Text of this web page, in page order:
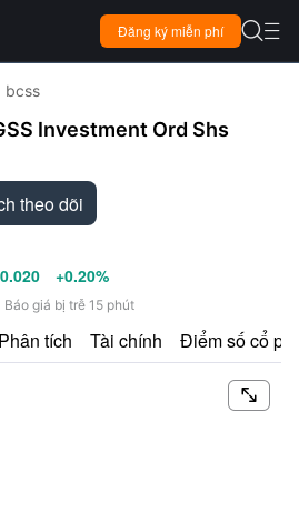
Đăng ký miễn phí  
bcss
Investment Ord Shs
theo dõi
+0.20%
Báo giá bị trễ 15 phút
tích Tài chính Điểm số cổ
